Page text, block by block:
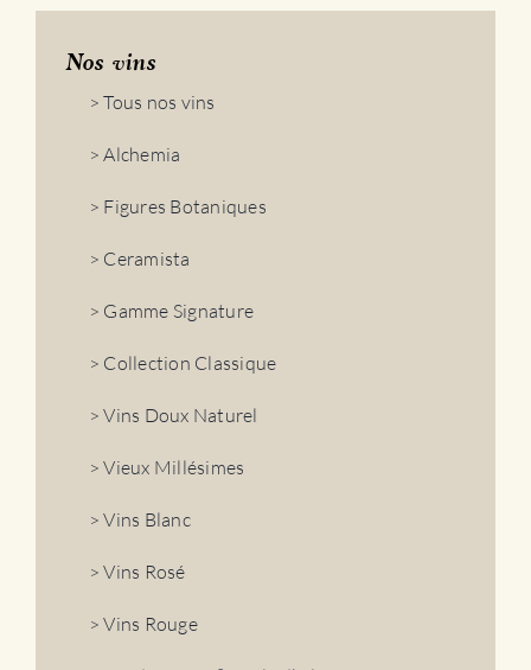
Nos vins
> Tous nos vins
> Alchemia
> Figures Botaniques
> Ceramista
> Gamme Signature
> Collection Classique
> Vins Doux Naturel
> Vieux Millésimes
> Vins Blanc
> Vins Rosé
> Vins Rouge
Classique
IGP
Catalanes
Sec